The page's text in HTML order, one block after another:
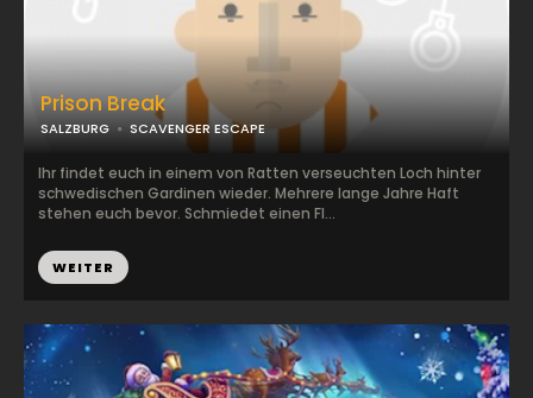
Prison Break
SALZBURG SCAVENGER ESCAPE
Ihr findet euch in einem von Ratten verseuchten Loch hinter
schwedischen Gardinen wieder. Mehrere lange Jahre Haft
stehen euch bevor. Schmiedet einen Fl...
WEITER